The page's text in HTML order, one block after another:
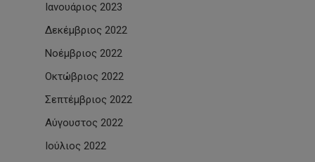
Ιανουάριος 2023
Δεκέμβριος 2022
Νοέμβριος 2022
Οκτώβριος 2022
Σεπτέμβριος 2022
Αύγουστος 2022
Ιούλιος 2022